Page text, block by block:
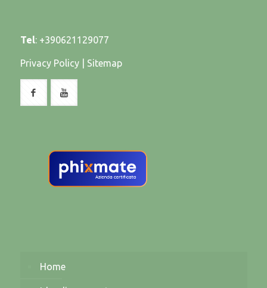
Tel: +390621129077
Privacy Policy| Sitemap
Home